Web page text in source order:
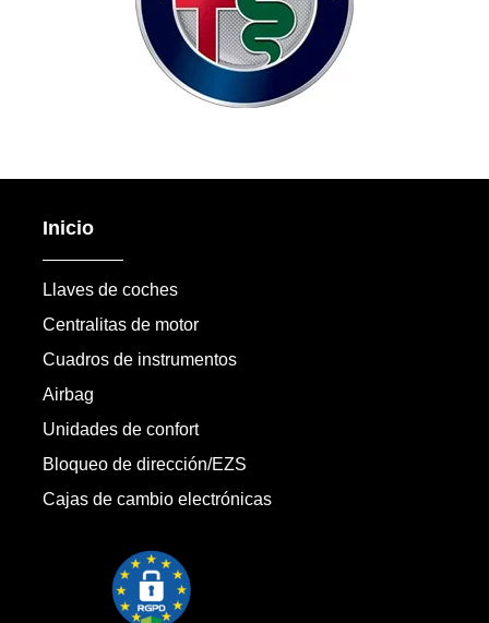
Inicio
Llaves de coches
Centralitas de motor
Cuadros de instrumentos
Airbag
Unidades de confort
Bloqueo de dirección/EZS
Cajas de cambio electrónicas